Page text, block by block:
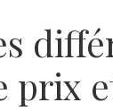
prix